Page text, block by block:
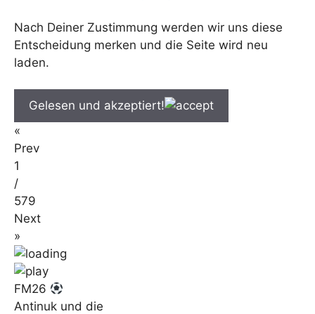
Nach Deiner Zustimmung werden wir uns diese
Entscheidung merken und die Seite wird neu
laden.
Gelesen und akzeptiert!
«
Prev
1
/
579
Next
»
FM26
Antinuk und die